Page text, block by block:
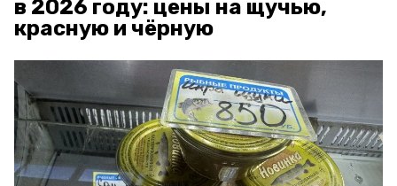
в 2026 году: цены на щучью,
красную и чёрную